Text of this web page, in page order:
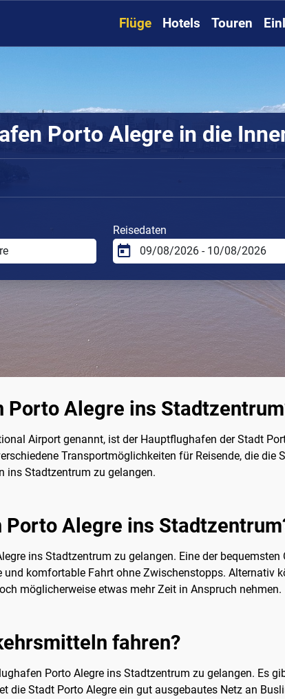
Flüge Hotels Touren
Porto Alegre in die
Reisedaten
Porto Alegre ins
Airport genannt, ist der Hauptflughafen der Stadt
Transportmöglichkeiten für Reisende, die die
ins Stadtzentrum zu gelangen.
Alegre ins
ins Stadtzentrum zu gelangen. Eine der
und komfortable Fahrt ohne Zwischenstopps. Alternativ
möglicherweise etwas mehr Zeit in Anspruch nehmen.
fahren?
Porto Alegre ins Stadtzentrum zu gelangen. Es
die Stadt Porto Alegre ein gut ausgebautes Netz an